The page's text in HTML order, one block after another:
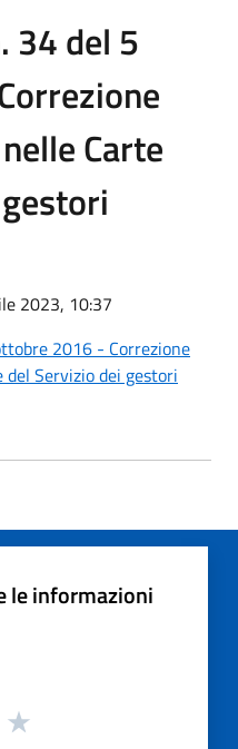
34 del 5
Carte
2023, 10:37
2016 - Correzione
Servizio dei gestori
le informazioni